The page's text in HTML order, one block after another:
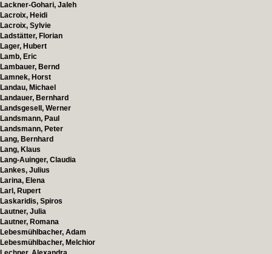
Lackner-Gohari, Jaleh
Lacroix, Heidi
Lacroix, Sylvie
Ladstätter, Florian
Lager, Hubert
Lamb, Eric
Lambauer, Bernd
Lamnek, Horst
Landau, Michael
Landauer, Bernhard
Landsgesell, Werner
Landsmann, Paul
Landsmann, Peter
Lang, Bernhard
Lang, Klaus
Lang-Auinger, Claudia
Lankes, Julius
Larina, Elena
Larl, Rupert
Laskaridis, Spiros
Lautner, Julia
Lautner, Romana
Lebesmühlbacher, Adam
Lebesmühlbacher, Melchior